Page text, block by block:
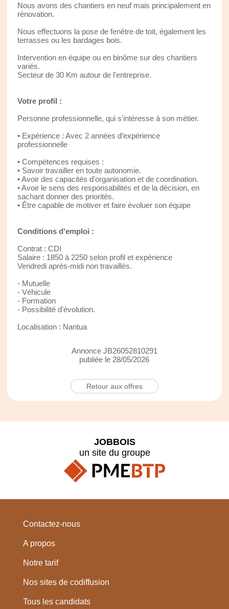
Nous avons des chantiers en neuf mais principalement en
rénovation.
Nous effectuons la pose de fenêtre de toit, également les
terrasses ou les bardages bois.
Intervention en équipe ou en binôme sur des chantiers
variés.
Secteur de 30 Km autour de l'entreprise.
Votre profil :
Personne professionnelle, qui s'intéresse à son métier.
• Expérience : Avec 2 années d’expérience
professionnelle
• Compétences requises :
• Savoir travailler en toute autonomie.
• Avoir des capacités d'organisation et de coordination.
• Avoir le sens des responsabilités et de la décision, en
sachant donner des priorités.
• Être capable de motiver et faire évoluer son équipe
Conditions d'emploi :
Contrat : CDI
Salaire : 1850 à 2250 selon profil et expérience
Vendredi après-midi non travaillés.
- Mutuelle
- Véhicule
- Formation
- Possibilité d'évolution.
Localisation : Nantua
Annonce JB26052810291
publiée le 28/05/2026
Retour aux offres
JOBBOIS
un site du groupe
Contactez-nous
A propos
Notre tarif
Nos sites de codiffusion
Tous les candidats